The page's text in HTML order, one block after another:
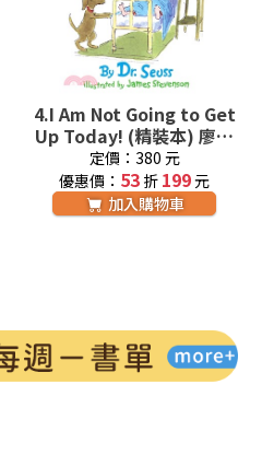
4.I Am Not Going to Get
Up Today! (精裝本) 廖彩
杏老師推薦有聲書第2年第
20週
定價：380 元
優惠價： 53 折 199元
加入購物車